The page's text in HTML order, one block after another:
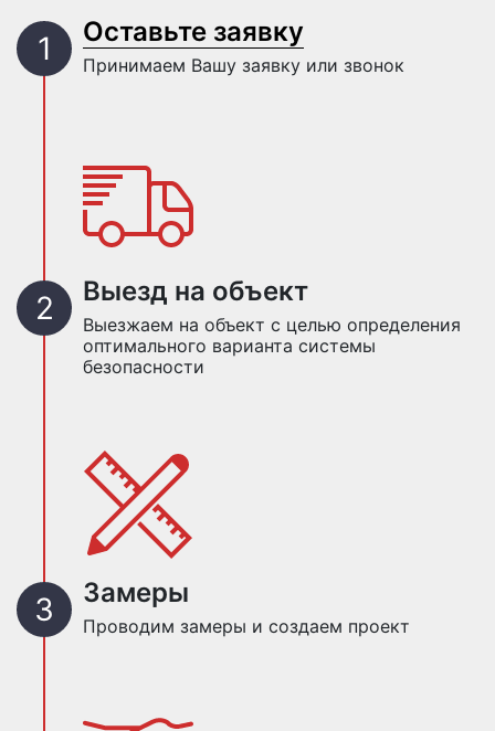
Оставьте заявку
Принимаем Вашу заявку или звонок
Выезд на объект
Выезжаем на объект с целью определения
оптимального варианта системы
безопасности
Замеры
Проводим замеры и создаем проект